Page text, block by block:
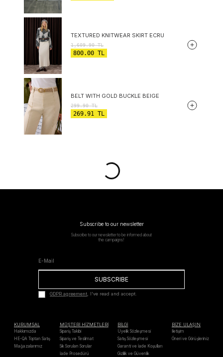
TEXTURED KNITWEAR SKIRT ECRU
1,609.90TL
800.00 TL
BELT WITH GOLD BUCKLE BEIGE
299.90TL
269.91 TL
Subscribe to our newsletter
Subscribe to our newsletter to be informed about
the campaigns!
SUBSCRIBE
GDPR agreement, I've read and accept.
KURUMSAL
Hakkımızda
HE-QA Toptan Satış
Mağazalarımız
MÜŞTERİ HİZMETLERİ
Sipariş Takibi
Sipariş ve Teslimat
Sık Sorulan Sorular
İade Prosedürü
BİLGİ
Üyelik Sözleşmesi
Satış Sözleşmesi
Garanti ve İade Koşulları
Gizlilik ve Güvenlik
BİZE ULAŞIN
İletişim
Öneri ve Görüşleriniz